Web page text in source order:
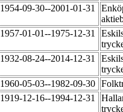
1954-09-30--2001-01-31
1957-01-01--1975-12-31
1932-08-24--2014-12-31
1960-05-03--1982-09-30
1919-12-16--1994-12-31